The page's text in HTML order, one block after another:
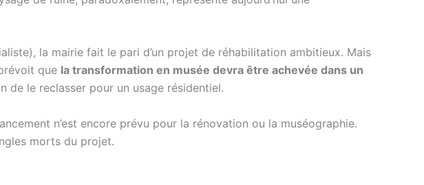
la mairie fait le pari d’un projet de réhabilitation ambitieux. Mais
que la transformation en musée devra être achevée dans un
le reclasser pour un usage résidentiel.
n’est encore prévu pour la rénovation ou la muséographie.
morts du projet.